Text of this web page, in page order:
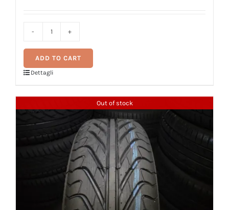
205/55R16
EMMEBI
SPORT
HP
quantity
ADD TO CART
Dettagli
Out of stock